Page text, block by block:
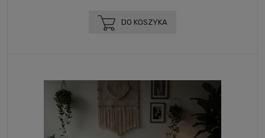
DO KOSZYKA